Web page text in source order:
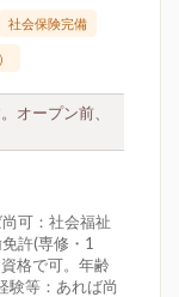
社会保険完備
オープン前、
可：社会福祉
許(専修・1
格で可。年齢
験等：あれば尚